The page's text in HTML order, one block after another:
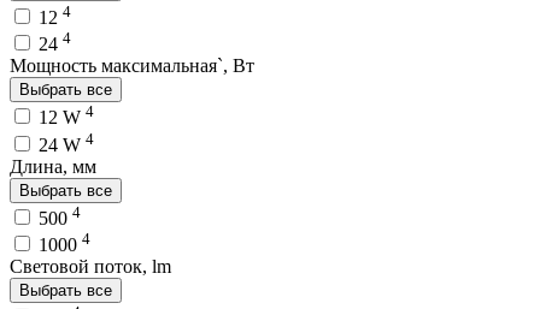
12 4
24 4
Мощность максимальная`, Вт
Выбрать все
12 W 4
24 W 4
Длина, мм
Выбрать все
500 4
1000 4
Световой поток, lm
Выбрать все